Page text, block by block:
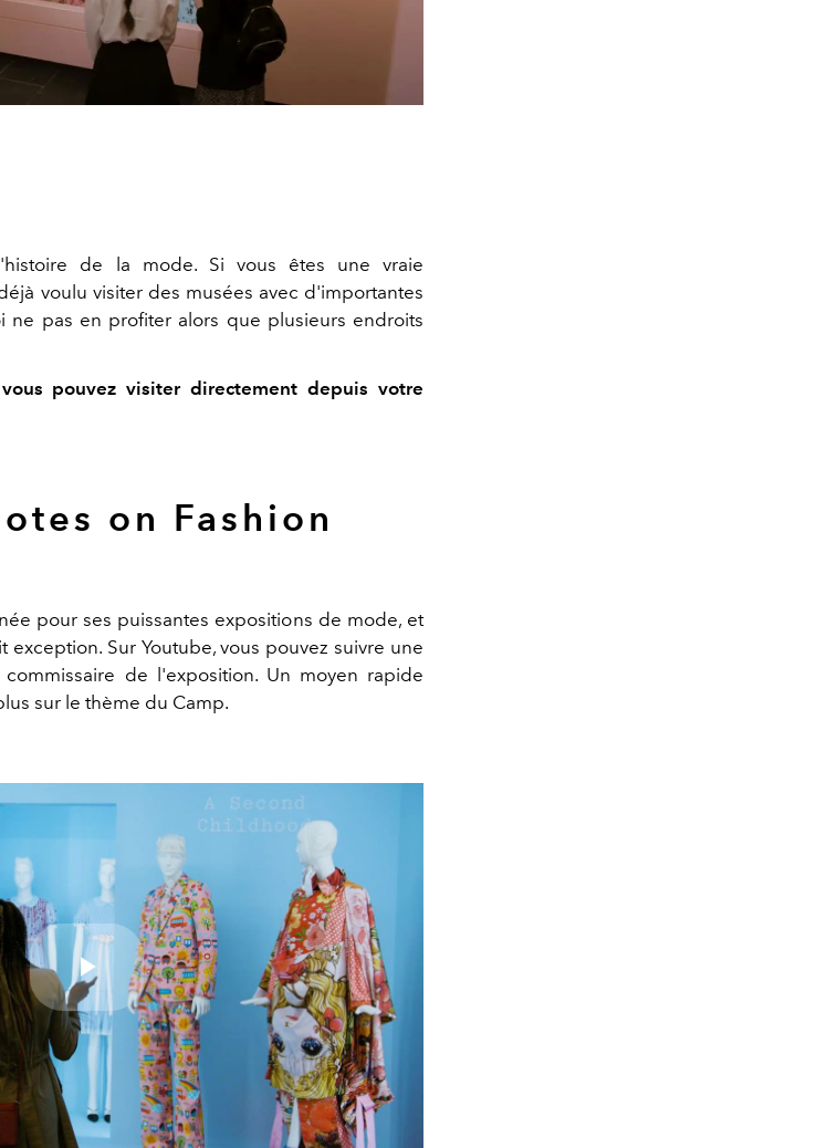
de la mode. Si vous êtes une vraie
voulu visiter des musées avec d'importantes
ne pas en profiter alors que plusieurs endroits
pouvez visiter directement depuis votre
on Fashion
pour ses puissantes expositions de mode, et
Sur Youtube, vous pouvez suivre une
de l'exposition. Un moyen rapide
sur le thème du Camp.
Play
Video